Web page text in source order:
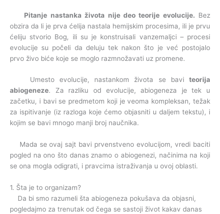
Pitanje nastanka života nije deo teorije evolucije. Bez
obzira da li je prva ćelija nastala hemijskim procesima, ili je prvu
ćeliju stvorio Bog, ili su je konstruisali vanzemaljci – procesi
evolucije su počeli da deluju tek nakon što je već postojalo
prvo živo biće koje se moglo razmnožavati uz promene.
Umesto evolucije, nastankom života se bavi teorija
abiogeneze. Za razliku od evolucije, abiogeneza je tek u
začetku, i bavi se predmetom koji je veoma kompleksan, težak
za ispitivanje (iz razloga koje ćemo objasniti u daljem tekstu), i
kojim se bavi mnogo manji broj naučnika.
Mada se ovaj sajt bavi prvenstveno evolucijom, vredi baciti
pogled na ono što danas znamo o abiogenezi, načinima na koji
se ona mogla odigrati, i pravcima istraživanja u ovoj oblasti.
1. Šta je to organizam?
Da bi smo razumeli šta abiogeneza pokušava da objasni,
pogledajmo za trenutak od čega se sastoji život kakav danas